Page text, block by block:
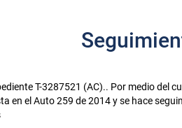
T-3287521 (AC).. Por medio del
en el Auto 259 de 2014 y se hace